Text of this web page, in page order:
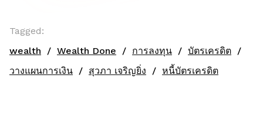
Tagged:
wealth
Wealth Done การลงทุน
บัตรเครดิต
วางแผนการเงิน
สุวภา เจริญยิ่ง หนี้บัตรเครดิต